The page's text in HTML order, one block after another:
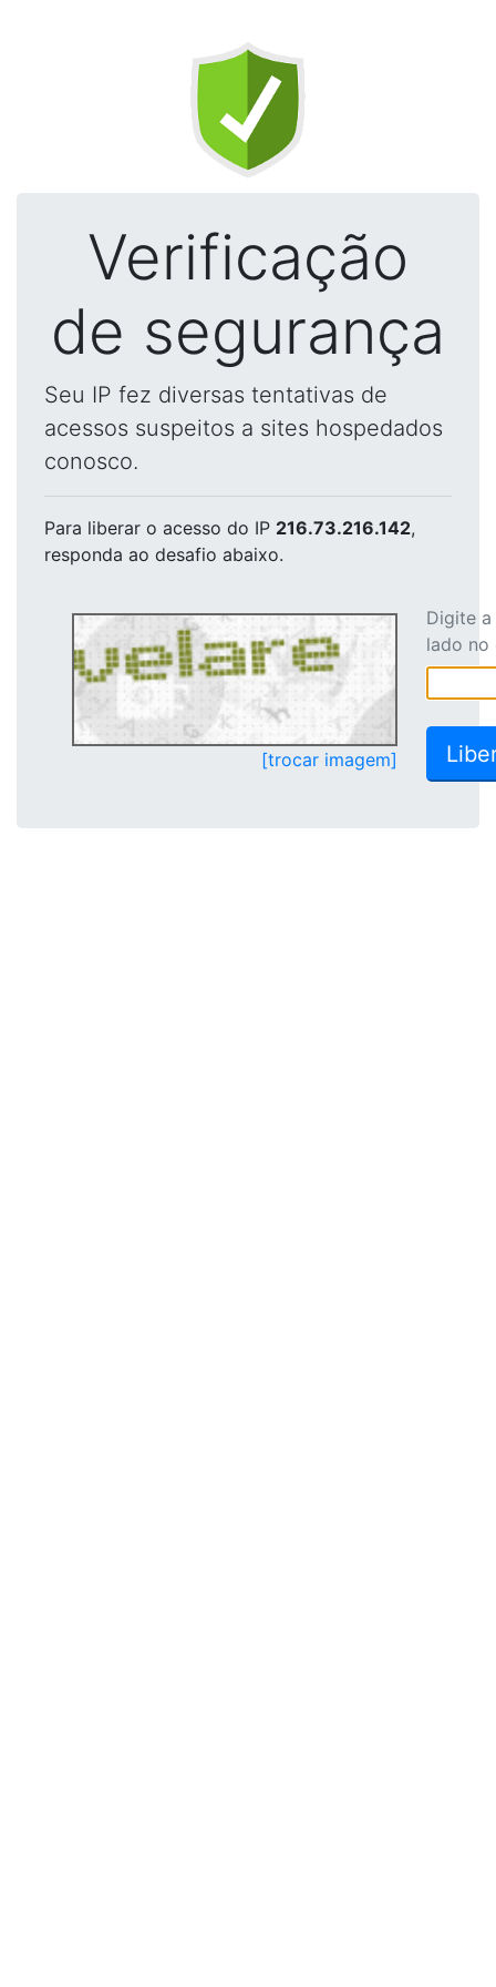
Verificação
de segurança
Seu IP fez diversas tentativas de
acessos suspeitos a sites hospedados
conosco.
Para liberar o acesso do IP 216.73.216.142,
responda ao desafio abaixo.
[trocar imagem]
Digite
lado no